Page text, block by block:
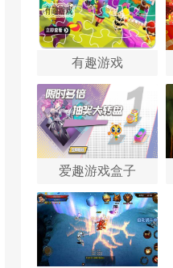
有趣游戏
爱趣游戏盒子